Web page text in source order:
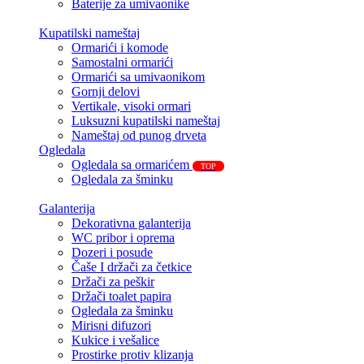
Baterije za umivaonike
Kupatilski nameštaj
Ormarići i komode
Samostalni ormarići
Ormarići sa umivaonikom
Gornji delovi
Vertikale, visoki ormari
Luksuzni kupatilski nameštaj
Nameštaj od punog drveta
Ogledala
Ogledala sa ormarićem
TOP
Ogledala za šminku
Galanterija
Dekorativna galanterija
WC pribor i oprema
Dozeri i posude
Čaše I držači za četkice
Držači za peškir
Držači toalet papira
Ogledala za šminku
Mirisni difuzori
Kukice i vešalice
Prostirke protiv klizanja